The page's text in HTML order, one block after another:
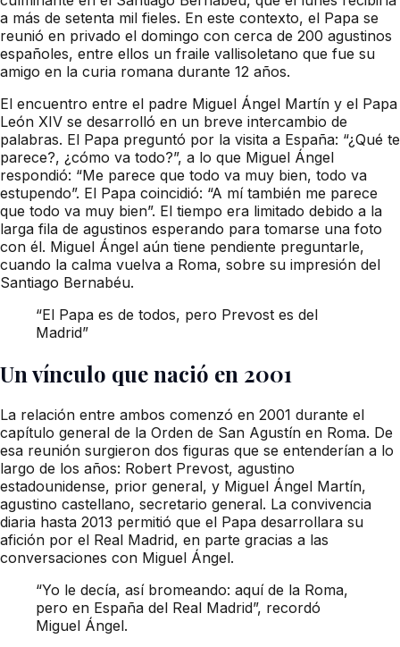
a más de setenta mil fieles. En este contexto, el Papa se
reunió en privado el domingo con cerca de 200 agustinos
españoles, entre ellos un fraile vallisoletano que fue su
amigo en la curia romana durante 12 años.
El encuentro entre el padre Miguel Ángel Martín y el Papa
León XIV se desarrolló en un breve intercambio de
palabras. El Papa preguntó por la visita a España: “¿Qué te
parece?, ¿cómo va todo?”, a lo que Miguel Ángel
respondió: “Me parece que todo va muy bien, todo va
estupendo”. El Papa coincidió: “A mí también me parece
que todo va muy bien”. El tiempo era limitado debido a la
larga fila de agustinos esperando para tomarse una foto
con él. Miguel Ángel aún tiene pendiente preguntarle,
cuando la calma vuelva a Roma, sobre su impresión del
Santiago Bernabéu.
“El Papa es de todos, pero Prevost es del
Madrid”
Un vínculo que nació en 2001
La relación entre ambos comenzó en 2001 durante el
capítulo general de la Orden de San Agustín en Roma. De
esa reunión surgieron dos figuras que se entenderían a lo
largo de los años: Robert Prevost, agustino
estadounidense, prior general, y Miguel Ángel Martín,
agustino castellano, secretario general. La convivencia
diaria hasta 2013 permitió que el Papa desarrollara su
afición por el Real Madrid, en parte gracias a las
conversaciones con Miguel Ángel.
“Yo le decía, así bromeando: aquí de la Roma,
pero en España del Real Madrid”, recordó
Miguel Ángel.